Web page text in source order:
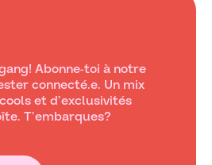
Abonne-toi à notre
connecté.e. Un mix
et d’exclusivités
T’embarques?